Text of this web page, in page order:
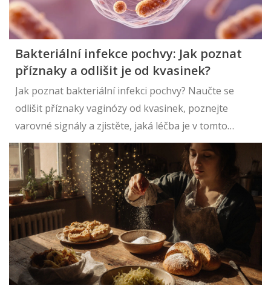
Bakteriální infekce pochvy: Jak poznat
příznaky a odlišit je od kvasinek?
Jak poznat bakteriální infekci pochvy? Naučte se
odlišit příznaky vaginózy od kvasinek, poznejte
varovné signály a zjistěte, jaká léčba je v tomto
případě správná.